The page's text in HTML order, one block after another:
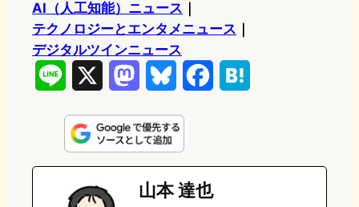
AI（人工知能）ニュース
テクノロジーとエンタメニュース
デジタルツインニュース
n
e
s
t
o
u
e
s
e
b
e
山本 達也